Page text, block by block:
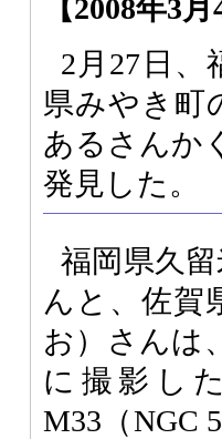
【2008年3
2月27日、
県みやき町
あるさんか
発見した。
福岡県久
んと、佐賀
お）さんは
に撮影し
M33（NGC